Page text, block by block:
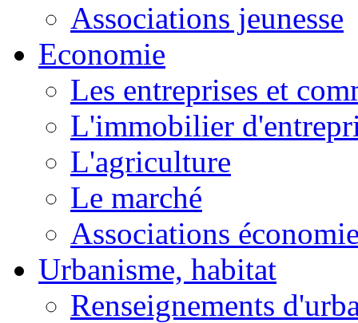
Associations jeunesse
Economie
Les entreprises et
L'immobilier
L'agriculture
Le marché
Associations
Urbanisme, habitat
Renseignements